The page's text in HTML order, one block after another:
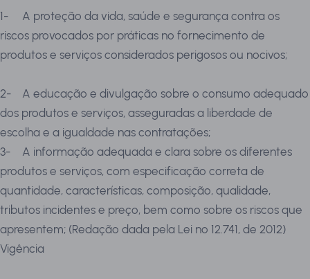
1-
A proteção da vida, saúde e segurança contra os
riscos provocados por práticas no fornecimento de
produtos e serviços considerados perigosos ou nocivos;
2-
A educação e divulgação sobre o consumo adequado
dos produtos e serviços, asseguradas a liberdade de
escolha e a igualdade nas contratações;
3-
A informação adequada e clara sobre os diferentes
produtos e serviços, com especificação correta de
quantidade, características, composição, qualidade,
tributos incidentes e preço, bem como sobre os riscos que
apresentem; (Redação dada pela Lei nº 12.741, de 2012)
Vigência